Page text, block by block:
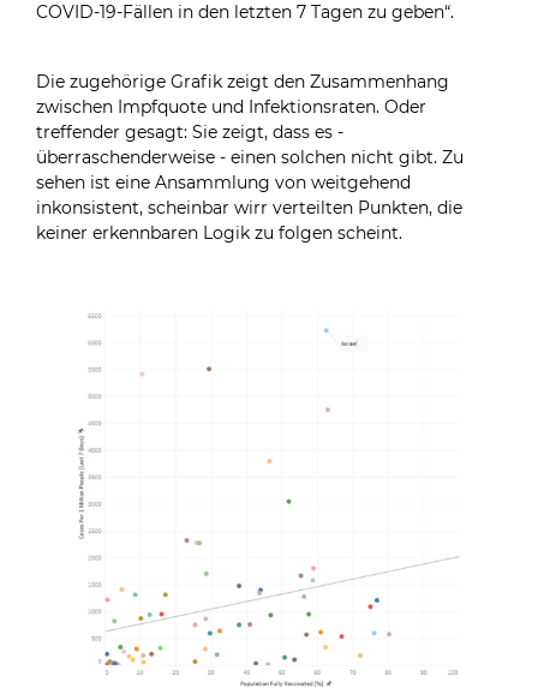
COVID-19-Fällen in den letzten 7 Tagen zu geben“.
Die zugehörige Grafik zeigt den Zusammenhang
zwischen Impfquote und Infektionsraten. Oder
treffender gesagt: Sie zeigt, dass es -
überraschenderweise - einen solchen nicht gibt. Zu
sehen ist eine Ansammlung von weitgehend
inkonsistent, scheinbar wirr verteilten Punkten, die
keiner erkennbaren Logik zu folgen scheint.